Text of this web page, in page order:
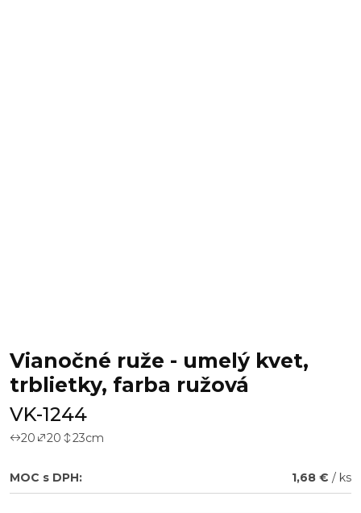
Vianočné ruže - umelý kvet,
trblietky, farba ružová
VK-1244
20 20 23cm
MOC s DPH: 1,68 € / ks